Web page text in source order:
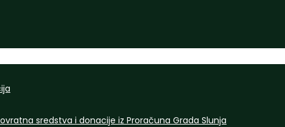
sredstva i donacije iz Proračuna Grada Slunja